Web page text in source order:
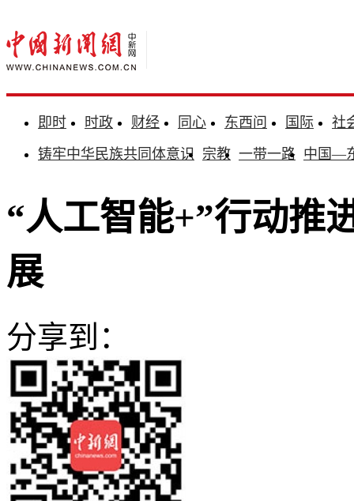
即时 时政 财经 同心 东西问 国际
社
铸牢中华民族共同体意识 宗教 一带一路 中国—
“人工智能+”行动推
展
分享到：